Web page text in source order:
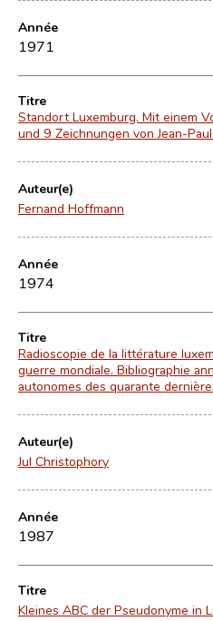
Année
1971
Titre
Standort Luxemburg. Mit einem
und 9 Zeichnungen von Jean-
Auteur(e)
Fernand Hoffmann
Année
1974
Titre
Radioscopie de la littérature
guerre mondiale. Bibliographie
autonomes des quarante
Auteur(e)
Jul Christophory
Année
1987
Titre
Kleines ABC der Pseudonyme in